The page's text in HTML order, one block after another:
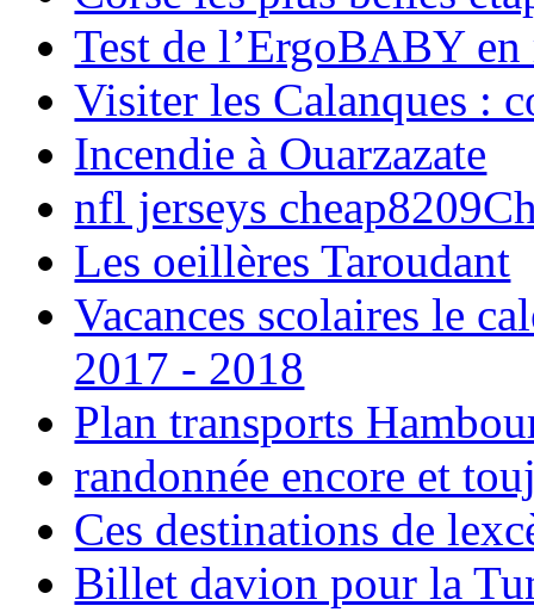
Test de l’ErgoBABY en
Visiter les Calanques :
Incendie à Ouarzazate
nfl jerseys
Les oeillères Taroudant
Vacances scolaires le
2017 - 2018
Plan transports
randonnée encore et
Ces destinations de
Billet davion pour la